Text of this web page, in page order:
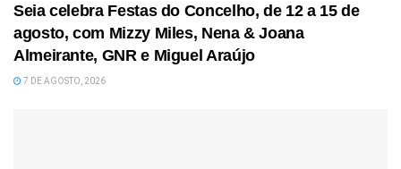
Seia celebra Festas do Concelho, de 12 a 15 de
agosto, com Mizzy Miles, Nena & Joana
Almeirante, GNR e Miguel Araújo
7 DE AGOSTO, 2026